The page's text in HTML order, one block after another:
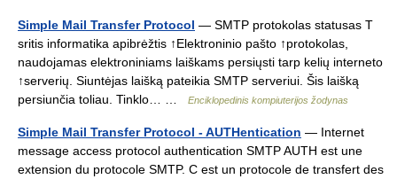
Simple Mail Transfer Protocol — SMTP protokolas statusas T
sritis informatika apibrėžtis ↑Elektroninio pašto ↑protokolas,
naudojamas elektroniniams laiškams persiųsti tarp kelių interneto
↑serverių. Siuntėjas laišką pateikia SMTP serveriui. Šis laišką
persiunčia toliau. Tinklo… …
Enciklopedinis kompiuterijos žodynas
Simple Mail Transfer Protocol - AUTHentication — Internet
message access protocol authentication SMTP AUTH est une
extension du protocole SMTP. C est un protocole de transfert des